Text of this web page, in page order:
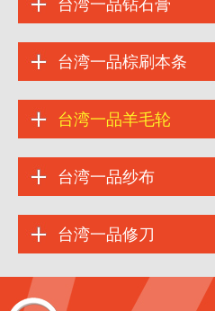
台湾一品钻石膏
台湾一品棕刷本条
台湾一品羊毛轮
台湾一品纱布
台湾一品修刀